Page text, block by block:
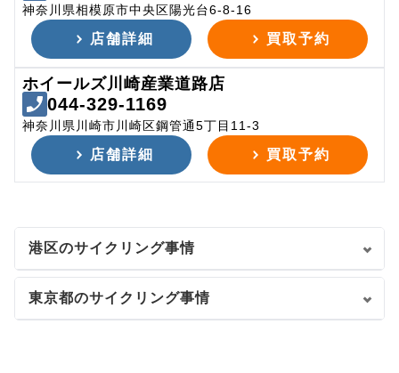
神奈川県相模原市中央区陽光台6-8-16
店舗詳細 買取予約
ホイールズ川崎産業道路店
044-329-1169
神奈川県川崎市川崎区鋼管通5丁目11-3
店舗詳細 買取予約
港区のサイクリング事情
東京都のサイクリング事情